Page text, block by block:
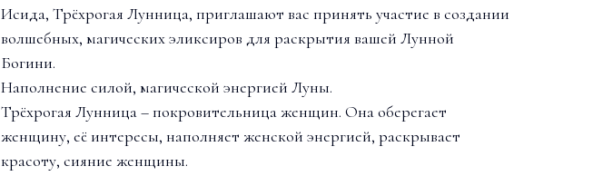
Исида, Трёхрогая Лунница, приглашают вас принять участие в создании
волшебных, магических эликсиров для раскрытия вашей Лунной
Богини.
Наполнение силой, магической энергией Луны.
Трёхрогая Лунница – покровительница женщин. Она оберегает
женщину, её интересы, наполняет женской энергией, раскрывает
красоту, сияние женщины.